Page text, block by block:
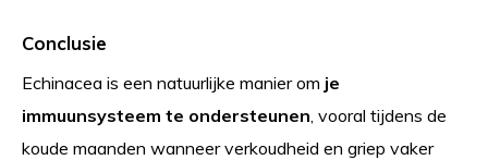
Conclusie
Echinacea is een natuurlijke manier om je
immuunsysteem te ondersteunen , vooral tijdens de
koude maanden wanneer verkoudheid en griep vaker